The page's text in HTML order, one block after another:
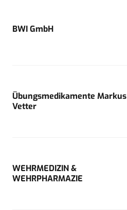
BWI GmbH
Übungsmedikamente Markus
Vetter
WEHRMEDIZIN &
WEHRPHARMAZIE